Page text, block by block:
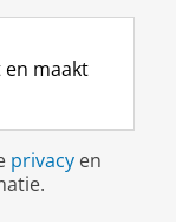
r
m
c
c
o
e
k
a
a
maakt
privacy en